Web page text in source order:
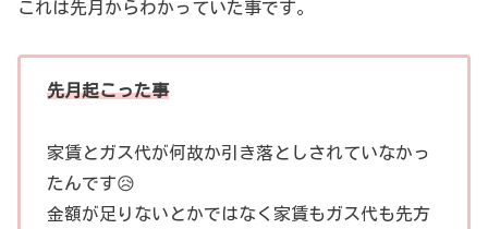
これは先月からわかっていた事です。
先月起こった事
家賃とガス代が何故か引き落としされていなかっ
たんです😥
金額が足りないとかではなく家賃もガス代も先方